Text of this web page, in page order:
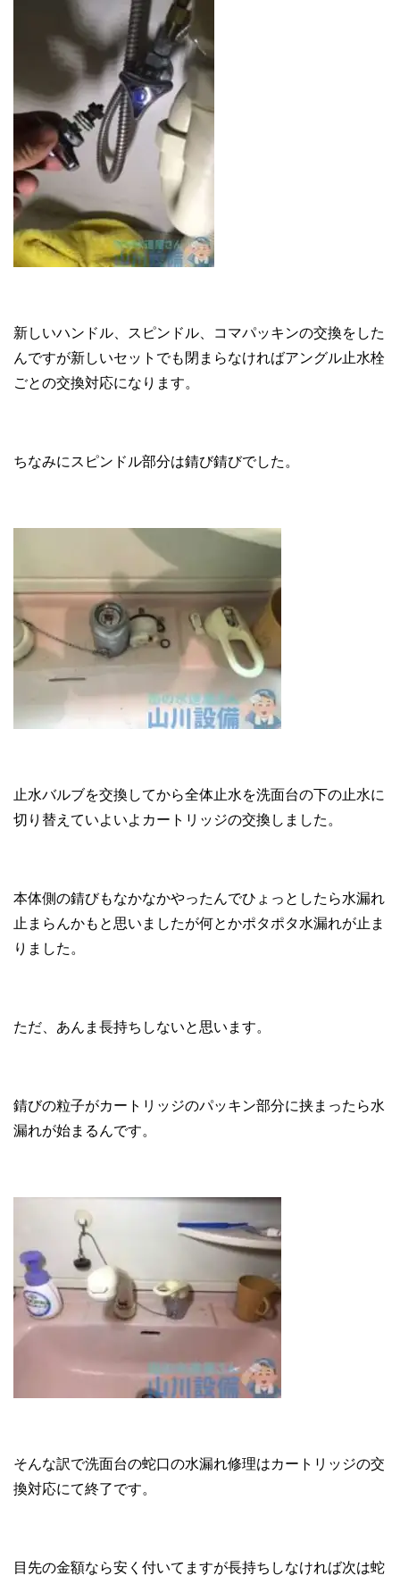
新しいハンドル、スピンドル、コマパッキンの交換をした
んですが新しいセットでも閉まらなければアングル止水栓
ごとの交換対応になります。
ちなみにスピンドル部分は錆び錆びでした。
止水バルブを交換してから全体止水を洗面台の下の止水に
切り替えていよいよカートリッジの交換しました。
本体側の錆びもなかなかやったんでひょっとしたら水漏れ
止まらんかもと思いましたが何とかポタポタ水漏れが止ま
りました。
ただ、あんま長持ちしないと思います。
錆びの粒子がカートリッジのパッキン部分に挟まったら水
漏れが始まるんです。
そんな訳で洗面台の蛇口の水漏れ修理はカートリッジの交
換対応にて終了です。
目先の金額なら安く付いてますが長持ちしなければ次は蛇